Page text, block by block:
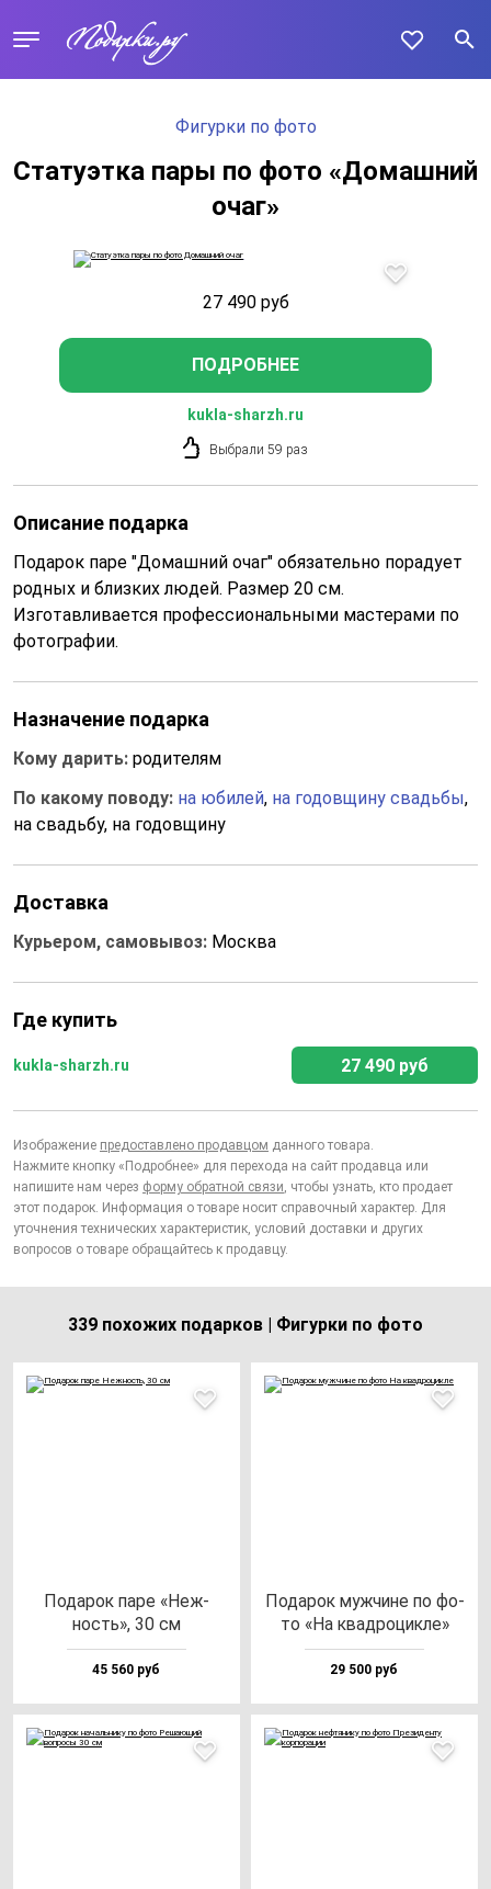
Фигурки по фото
Статуэтка пары по фото «Домашний
очаг»
27 490 руб
ПОДРОБНЕЕ
kukla-sharzh.ru
Выбрали 59 раз
Описание подарка
Подарок паре "Домашний очаг" обязательно порадует
родных и близких людей. Размер 20 см.
Изготавливается профессиональными мастерами по
фотографии.
Назначение подарка
Кому дарить: родителям
По какому поводу: на юбилей, на годовщину свадьбы,
на свадьбу, на годовщину
Доставка
Курьером, самовывоз: Москва
Где купить
kukla-sharzh.ru 27 490 руб
Изображение предоставлено продавцом данного товара.
Нажмите кнопку «Подробнее» для перехода на сайт продавца или
напишите нам через форму обратной связи, чтобы узнать, кто продает
этот подарок. Информация о товаре носит справочный характер. Для
уточнения технических характеристик, условий доставки и других
вопросов о товаре обращайтесь к продавцу.
339 похожих подарков | Фигурки по фото
Пода­рок па­ре «Неж­
ность», 30 см
45 560 руб
Пода­рок муж­чи­не по фо­
то «На квад­ро­цик­ле»
29 500 руб